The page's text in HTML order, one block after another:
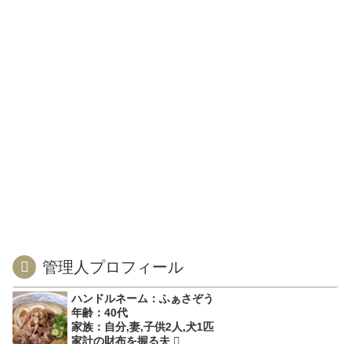
管理人プロフィール
ハンドルネーム：ふぁさぞう
年齢：40代
家族：自分,妻,子供2人,犬1匹
家計の財布を握る夫